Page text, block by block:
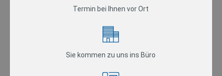
Termin bei Ihnen vor Ort
Sie kommen zu uns ins Büro